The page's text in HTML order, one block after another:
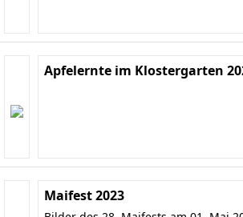
Apfelernte im Klostergarten
Maifest 2023